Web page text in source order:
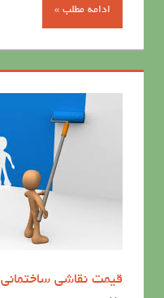
ادامه مطلب »
قيمت نقاشي ساختمانی